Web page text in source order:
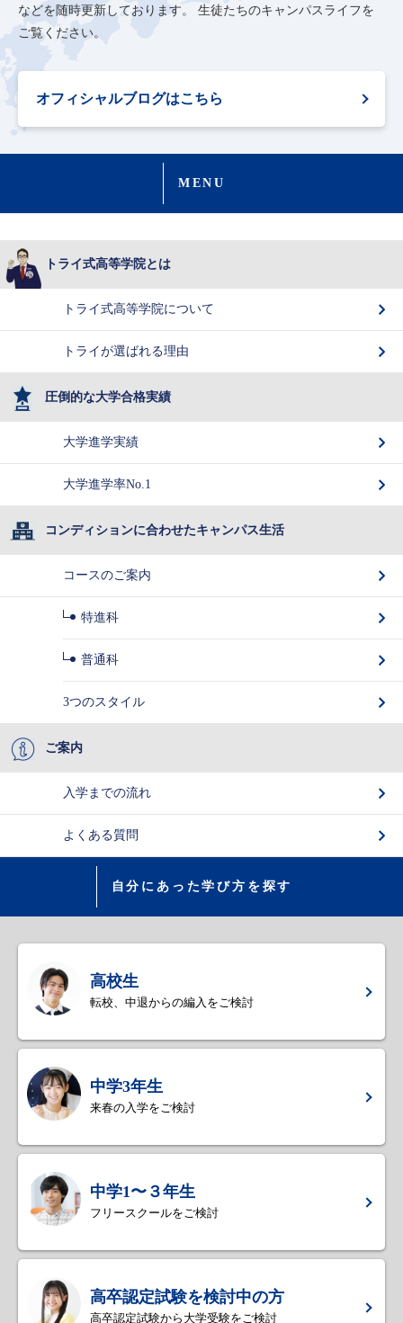
などを随時更新しております。
生徒たちのキャンパスライフを
ご覧ください。
オフィシャルブログはこちら
MENU
トライ式高等学院とは
トライ式高等学院について
トライが選ばれる理由
圧倒的な大学合格実績
大学進学実績
大学進学率No.1
コンディションに合わせたキャンパス生活
コースのご案内
特進科
普通科
3つのスタイル
ご案内
入学までの流れ
よくある質問
自分にあった学び方を探す
高校生
転校、中退からの編入をご検討
中学3年生
来春の入学をご検討
中学1〜３年生
フリースクールをご検討
高卒認定試験を検討中の方
高卒認定試験から大学受験をご検討